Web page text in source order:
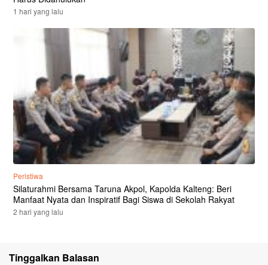
1 hari yang lalu
Peristiwa
Silaturahmi Bersama Taruna Akpol, Kapolda Kalteng: Beri
Manfaat Nyata dan Inspiratif Bagi Siswa di Sekolah Rakyat
2 hari yang lalu
Tinggalkan Balasan